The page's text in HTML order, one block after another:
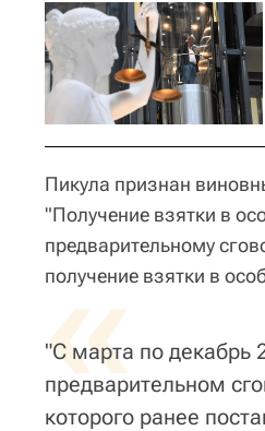
Пикула признан
"Получение взятки в
предварительному
получение взятки в
«
"С марта по декабрь
предварительном
которого ранее